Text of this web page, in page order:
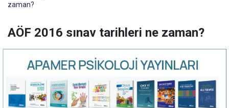
zaman?
AÖF 2016 sınav tarihleri ne zaman?